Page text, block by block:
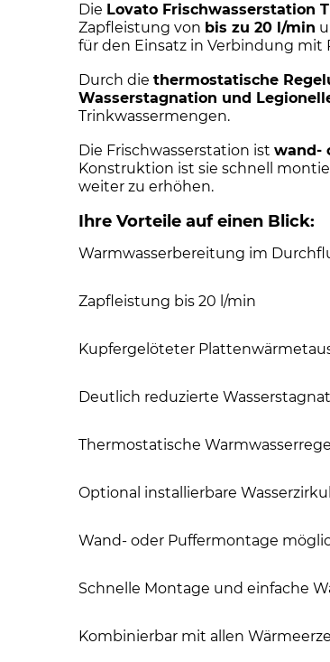
Die Lovato Frischwasserstation
Zapfleistung von bis zu 20 l/min
für den Einsatz in Verbindung mit
Durch die thermostatische
Wasserstagnation und
Trinkwassermengen.
Die Frischwasserstation ist wand-
Konstruktion ist sie schnell
weiter zu erhöhen.
Ihre Vorteile auf einen Blick:
Warmwasserbereitung im
Zapfleistung bis 20 l/min
Kupfergelöteter
Deutlich reduzierte
Thermostatische
Optional installierbare
Wand- oder Puffermontage
Schnelle Montage und einfache
Kombinierbar mit allen